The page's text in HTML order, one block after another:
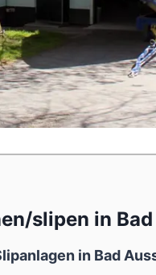
slipen in
in Bad